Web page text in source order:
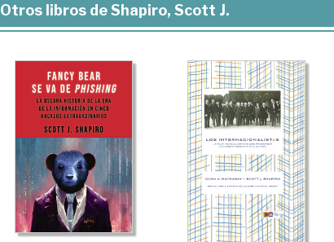
Otros libros de Shapiro, Scott J.